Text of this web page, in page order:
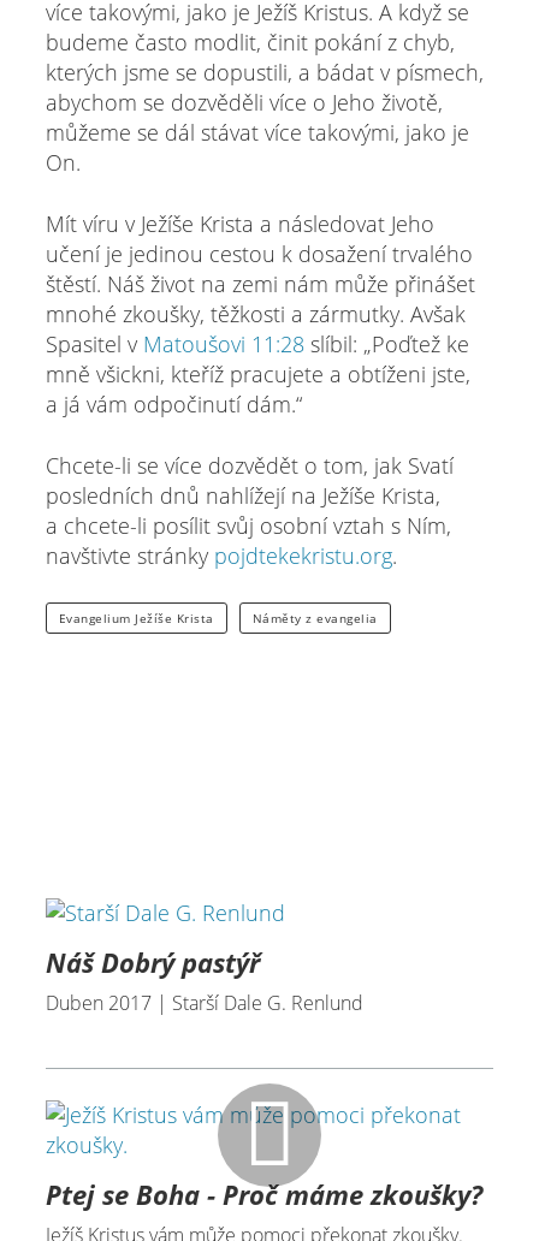
více takovými, jako je Ježíš Kristus. A když se
budeme často modlit, činit pokání z chyb,
kterých jsme se dopustili, a bádat v písmech,
abychom se dozvěděli více o Jeho životě,
můžeme se dál stávat více takovými, jako je
On.
Mít víru v Ježíše Krista a následovat Jeho
učení je jedinou cestou k dosažení trvalého
štěstí. Náš život na zemi nám může přinášet
mnohé zkoušky, těžkosti a zármutky. Avšak
Spasitel v Matoušovi 11:28slíbil: „Poďtež ke
mně všickni, kteříž pracujete a obtíženi jste,
a já vám odpočinutí dám.“
Chcete-li se více dozvědět o tom, jak Svatí
posledních dnů nahlížejí na Ježíše Krista,
a chcete-li posílit svůj osobní vztah s Ním,
navštivte stránky pojdtekekristu.org.
Evangelium Ježíše Krista Náměty z evangelia
Náš Dobrý pastýř
Duben 2017 | Starší Dale G. Renlund
Ptej se Boha - Proč máme zkoušky?
Ježíš Kristus vám může pomoci překonat zkoušky.